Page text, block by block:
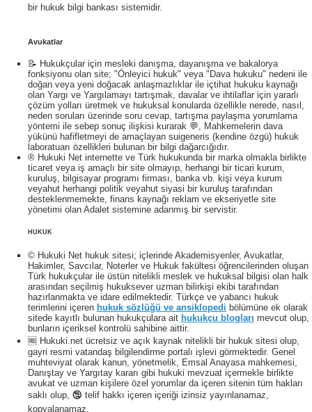
bir hukuk bilgi bankası sistemidir.
Avukatlar
📝 Hukukçular için mesleki danışma, dayanışma ve bakalorya
fonksiyonu olan site; "Önleyici hukuk" veya "Dava hukuku" nedeni ile
doğan veya yeni doğacak anlaşmazlıklar ile içtihat hukuku kaynağı
olan Yargı ve Yargılamayı tartışmak, davalar ve ihtilaflar için yararlı
çözüm yolları üretmek ve hukuksal konularda özellikle nerede, nasıl,
neden soruları üzerinde soru cevap, tartışma paylaşma yorumlama
yöntemi ile sebep sonuç ilişkisi kurarak 💬, Mahkemelerin dava
yükünü hafifletmeyi de amaçlayan suigeneris (kendine özgü) hukuk
laboratuarı özellikleri bulunan bir bilgi dağarcığıdır.
® Hukuki Net internette ve Türk hukukunda bir marka olmakla birlikte
ticaret veya iş amaçlı bir site olmayıp, herhangi bir ticari kurum,
kuruluş, bilgisayar programı firması, banka vb. kişi veya kurum
veyahut herhangi politik veyahut siyasi bir kuruluş tarafından
desteklenmemekte, finans kaynağı reklam ve ekseriyetle site
yönetimi olan Adalet sistemine adanmış bir servistir.
HUKUK
© Hukuki Net hukuk sitesi; içlerinde Akademisyenler, Avukatlar,
Hakimler, Savcılar, Noterler ve Hukuk fakültesi öğrencilerinden oluşan
Türk hukukçular ile üstün nitelikli meslek ve hukuksal bilgisi olan halk
arasından seçilmiş hukuksever uzman bilirkişi ekibi tarafından
hazırlanmakta ve idare edilmektedir. Türkçe ve yabancı hukuk
terimlerini içeren hukuk sözlüğü ve ansiklopedi bölümüne ek olarak
sitede kayıtlı bulunan hukukçulara ait hukukçu blogları mevcut olup,
bunların içeriksel kontrolü sahibine aittir.
🆓 Hukuki.net ücretsiz ve açık kaynak nitelikli bir hukuk sitesi olup,
gayri resmi vatandaş bilgilendirme portalı işlevi görmektedir. Genel
muhteviyat olarak kanun, yönetmelik, Emsal Anayasa mahkemesi,
Danıştay ve Yargıtay kararı gibi hukuki mevzuat içermekle birlikte
avukat ve uzman kişilere özel yorumlar da içeren sitenin tüm hakları
saklı olup, 🕲 telif hakkı içeren içeriği izinsiz yayınlanamaz,
kopyalanamaz.